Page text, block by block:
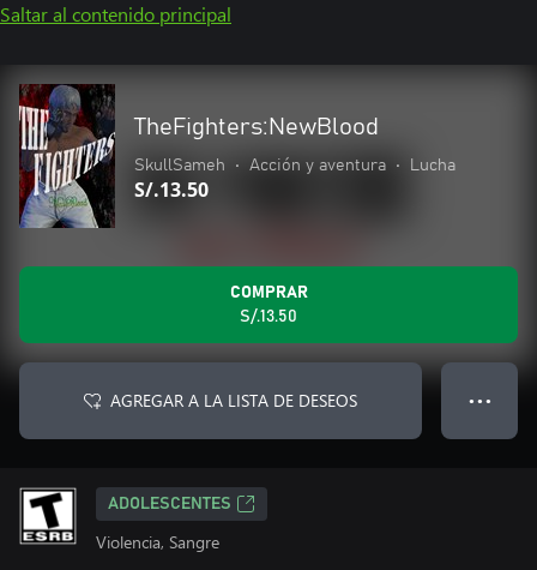
Saltar al contenido principal
TheFighters:NewBlood
SkullSameh • Acción y aventura • Lucha
S/.13.50
COMPRAR
S/.13.50
AGREGAR A LA LISTA DE DESEOS ● ● ●
ADOLESCENTES
Violencia, Sangre